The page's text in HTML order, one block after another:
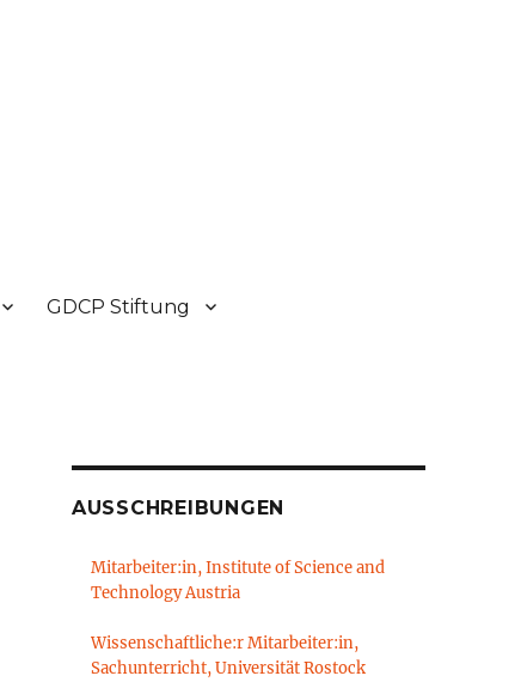
GDCP Stiftung
AUSSCHREIBUNGEN
Mitarbeiter:in, Institute of Science and
Technology Austria
Wissenschaftliche:r Mitarbeiter:in,
Sachunterricht, Universität Rostock